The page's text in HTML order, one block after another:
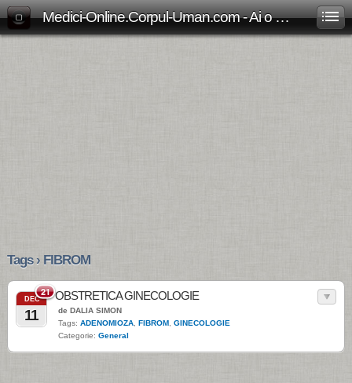
Medici-Online.Corpul-Uman.com - Ai o problema medicala? Aici gasesti, gratuit, raspunsul!
Tags › FIBROM
21
DEC
11
OBSTRETICA GINECOLOGIE
de DALIA SIMON
Tags: ADENOMIOZA FIBROM GINECOLOGIE
Categorie: General